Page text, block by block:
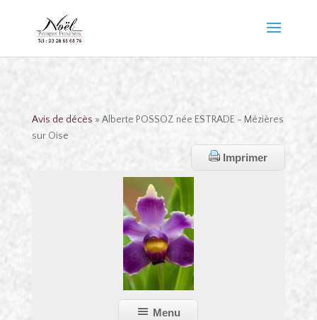
Avis de décès » Alberte POSSOZ née ESTRADE - Mézières
sur Oise
Imprimer
Menu